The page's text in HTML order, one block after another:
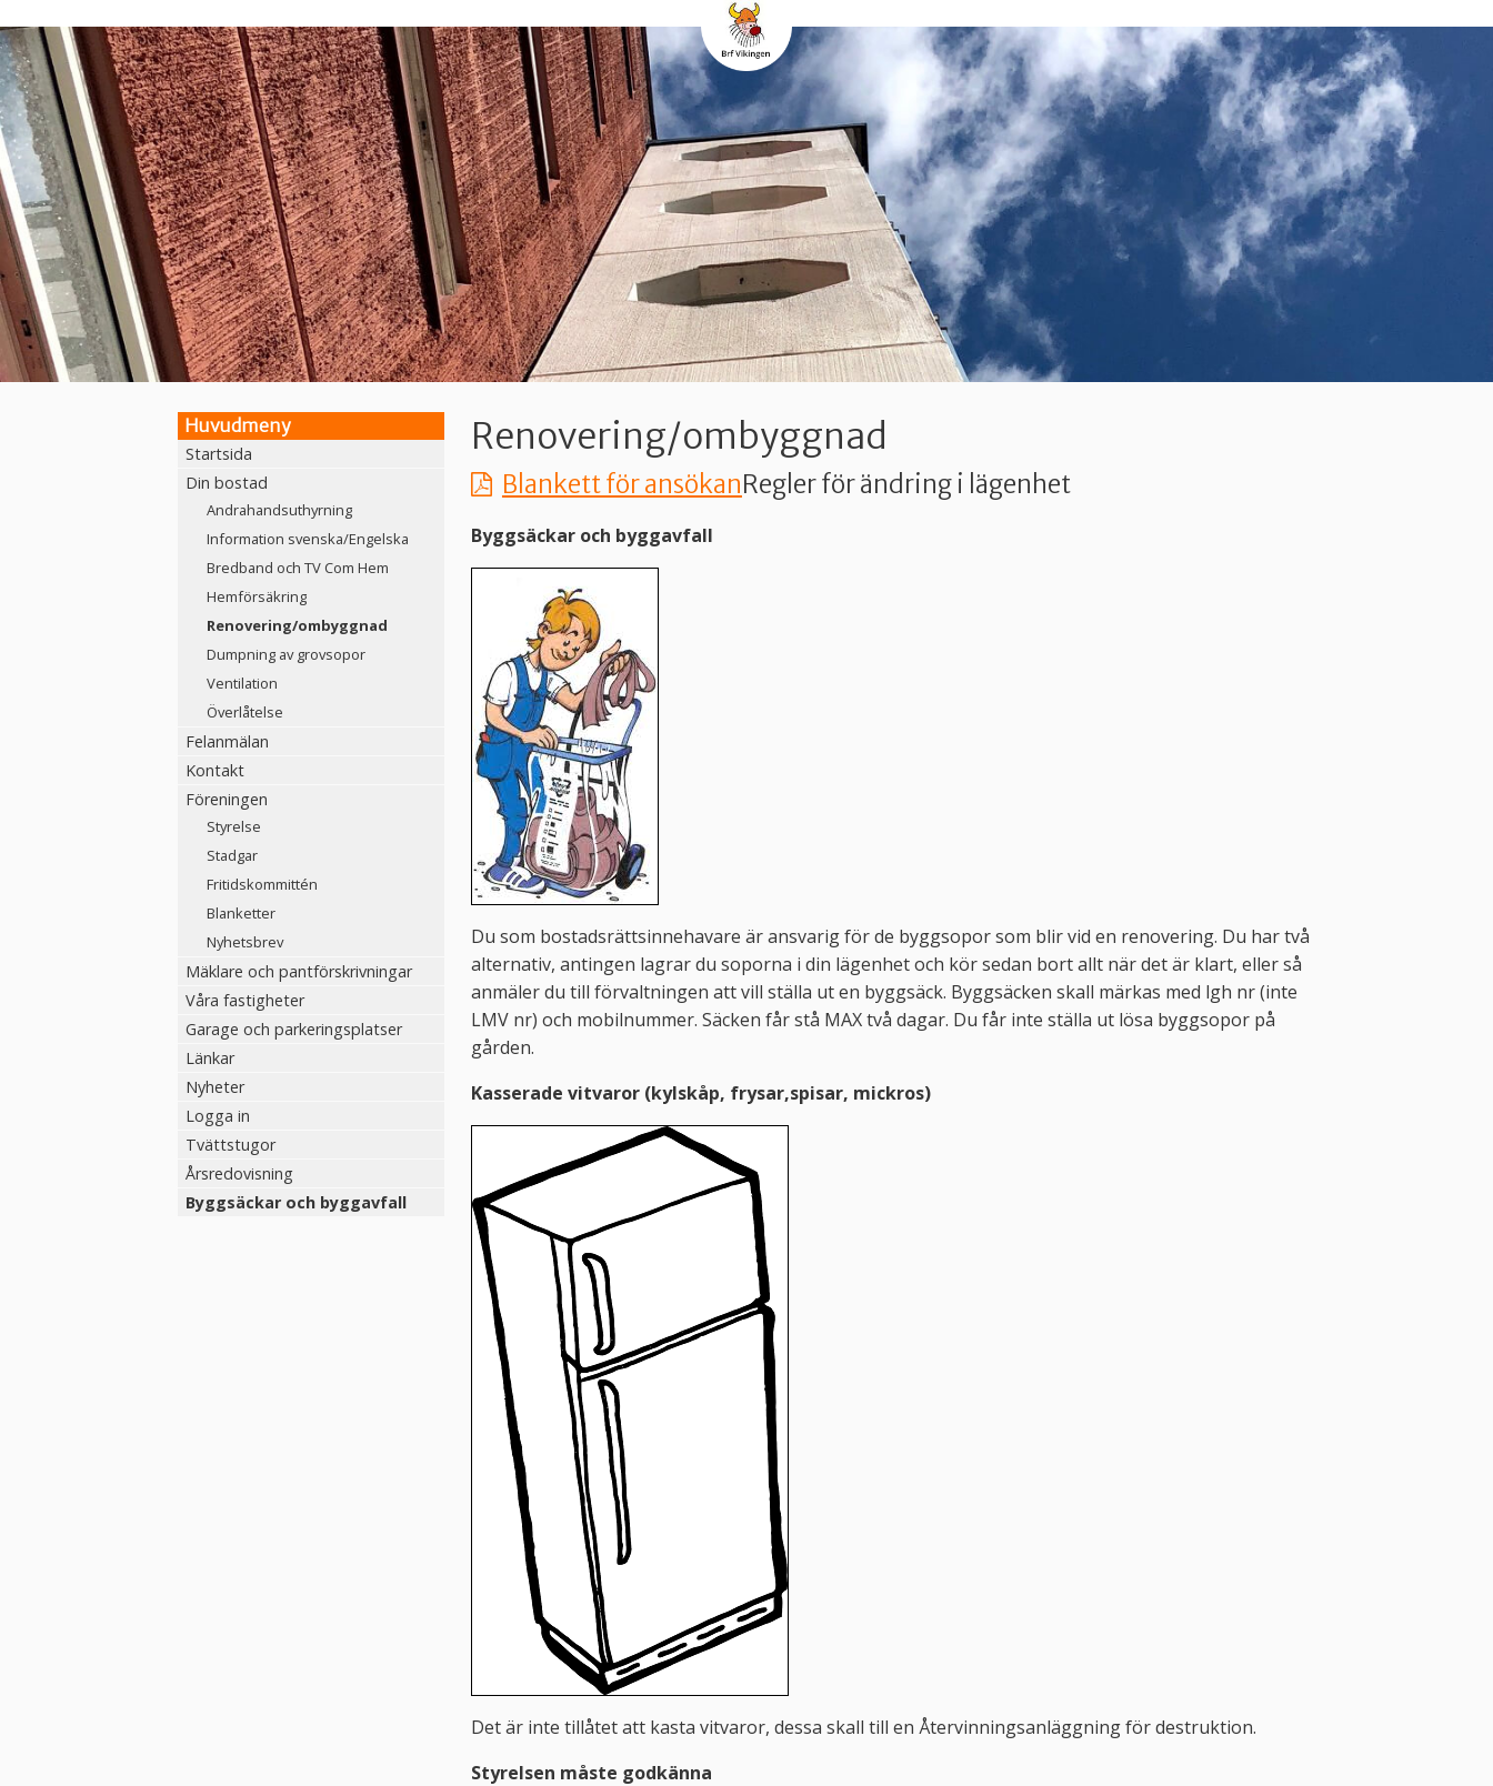
Hoppa
till
huvudinnehåll
Huvudmeny
Startsida
Din bostad
Andrahandsuthyrning
Information svenska/Engelska
Bredband och TV Com Hem
Hemförsäkring
Renovering/ombyggnad
Dumpning av grovsopor
Ventilation
Överlåtelse
Felanmälan
Kontakt
Föreningen
Styrelse
Stadgar
Fritidskommittén
Blanketter
Nyhetsbrev
Mäklare och pantförskrivningar
Våra fastigheter
Garage och parkeringsplatser
Länkar
Nyheter
Logga in
Tvättstugor
Årsredovisning
Byggsäckar och byggavfall
Renovering/ombyggnad
Blankett för ansökanRegler för ändring i lägenhet
Byggsäckar och byggavfall
Du som bostadsrättsinnehavare är ansvarig för de byggsopor som blir vid en renovering. Du har två
alternativ, antingen lagrar du soporna i din lägenhet och kör sedan bort allt när det är klart, eller så
anmäler du till förvaltningen att vill ställa ut en byggsäck. Byggsäcken skall märkas med lgh nr (inte
LMV nr) och mobilnummer. Säcken får stå MAX två dagar. Du får inte ställa ut lösa byggsopor på
gården.
Kasserade vitvaror (kylskåp, frysar,spisar, mickros)
Det är inte tillåtet att kasta vitvaror, dessa skall till en Återvinningsanläggning för destruktion.
Styrelsen måste godkänna